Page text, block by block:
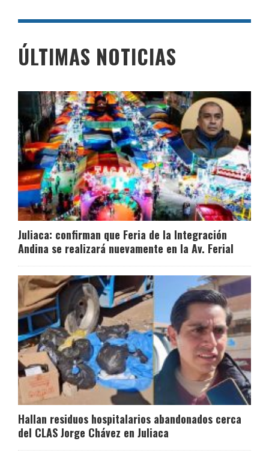
ÚLTIMAS NOTICIAS
Juliaca: confirman que Feria de la Integración
Andina se realizará nuevamente en la Av. Ferial
Hallan residuos hospitalarios abandonados cerca
del CLAS Jorge Chávez en Juliaca